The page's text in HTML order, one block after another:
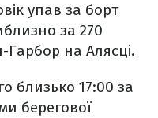
упав за борт
за 270
Гарбор на Алясці.
близько 17:00 за
берегової